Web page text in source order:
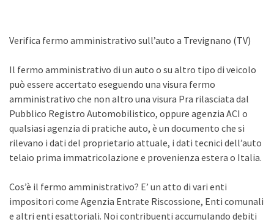
Verifica fermo amministrativo sull’auto a Trevignano (TV)
Il fermo amministrativo di un auto o su altro tipo di veicolo
può essere accertato eseguendo una visura fermo
amministrativo che non altro una visura Pra rilasciata dal
Pubblico Registro Automobilistico, oppure agenzia ACI o
qualsiasi agenzia di pratiche auto, è un documento che si
rilevano i dati del proprietario attuale, i dati tecnici dell’auto
telaio prima immatricolazione e provenienza estera o Italia.
Cos’è il fermo amministrativo? E’ un atto di vari enti
impositori come Agenzia Entrate Riscossione, Enti comunali
e altri enti esattoriali. Noi contribuenti accumulando debiti